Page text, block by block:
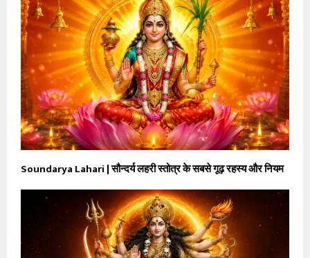
Soundarya Lahari | सौन्दर्य लहरी स्तोत्र के सबसे गूढ़ रहस्य और नियम